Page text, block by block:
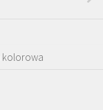
kolorowa